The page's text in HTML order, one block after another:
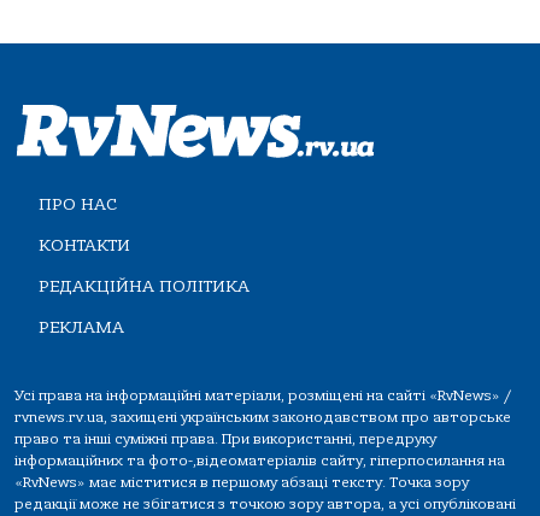
ПРО НАС
КОНТАКТИ
РЕДАКЦІЙНА ПОЛІТИКА
РЕКЛАМА
Усі права на інформаційні матеріали, розміщені на сайті «RvNews» /
rvnews.rv.ua, захищені українським законодавством про авторське
право та інші суміжні права. При використанні, передруку
інформаційних та фото-,відеоматеріалів сайту, гіперпосилання на
«RvNews» має міститися в першому абзаці тексту. Точка зору
редакції може не збігатися з точкою зору автора, а усі опубліковані